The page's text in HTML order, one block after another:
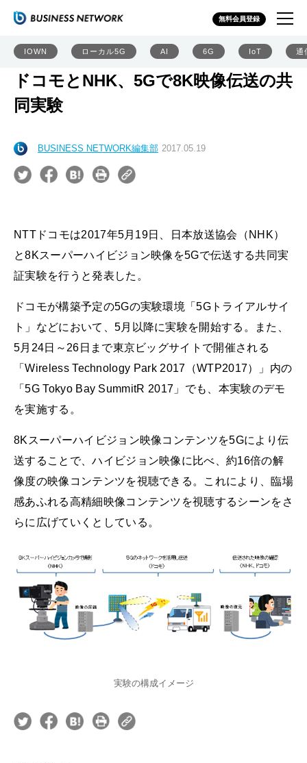
無料会員登録
IOWN ローカル5G AI 6G IoT 通
ドコモとNHK、5Gで8K映像伝送の共
同実験
BUSINESS NETWORK編集部 2017.05.19
NTTドコモは2017年5月19日、日本放送協会（NHK）
と8Kスーパーハイビジョン映像を5Gで伝送する共同実
証実験を行うと発表した。
ドコモが構築予定の5Gの実験環境「5Gトライアルサイ
ト」などにおいて、5月以降に実験を開始する。また、
5月24日～26日まで東京ビッグサイトで開催される
「Wireless Technology Park 2017（WTP2017）」内の
「5G Tokyo Bay SummitR 2017」でも、本実験のデモ
を実施する。
8Kスーパーハイビジョン映像コンテンツを5Gにより伝
送することで、ハイビジョン映像に比べ、約16倍の解
像度の映像コンテンツを視聴できる。これにより、臨場
感あふれる高精細映像コンテンツを視聴するシーンをさ
らに広げていくとしている。
実験の構成イメージ